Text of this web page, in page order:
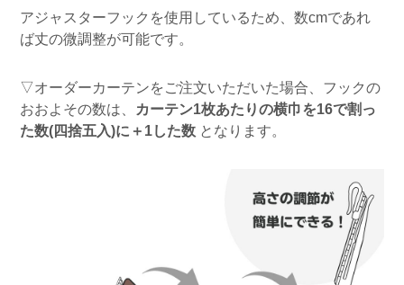
アジャスターフックを使用しているため、数cmであれ
ば丈の微調整が可能です。
▽オーダーカーテンをご注文いただいた場合、フックの
おおよその数は、 カーテン1枚あたりの横巾を16で割っ
た数(四捨五入)に＋1した数 となります。